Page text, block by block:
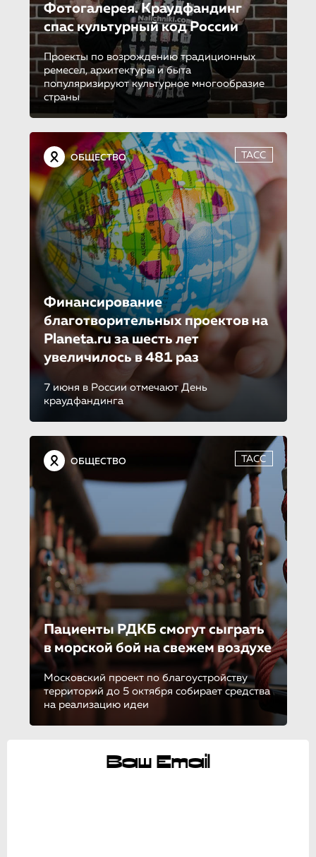
Фотогалерея. Краудфандинг
спас культурный код России
Проекты по возрождению традиционных
ремесел, архитектуры и быта
популяризируют культурное многообразие
страны
ОБЩЕСТВО ТАСС
Финансирование
благотворитель­ных проектов на
Planeta.ru за шесть лет
увеличилось в 481 раз
7 июня в России отмечают День
краудфандинга
ОБЩЕСТВО ТАСС
Пациенты РДКБ смогут сыграть
в морской бой на свежем воздухе
Московский проект по благоустройству
территорий до 5 октября собирает средства
на реализацию идеи
Ваш Email